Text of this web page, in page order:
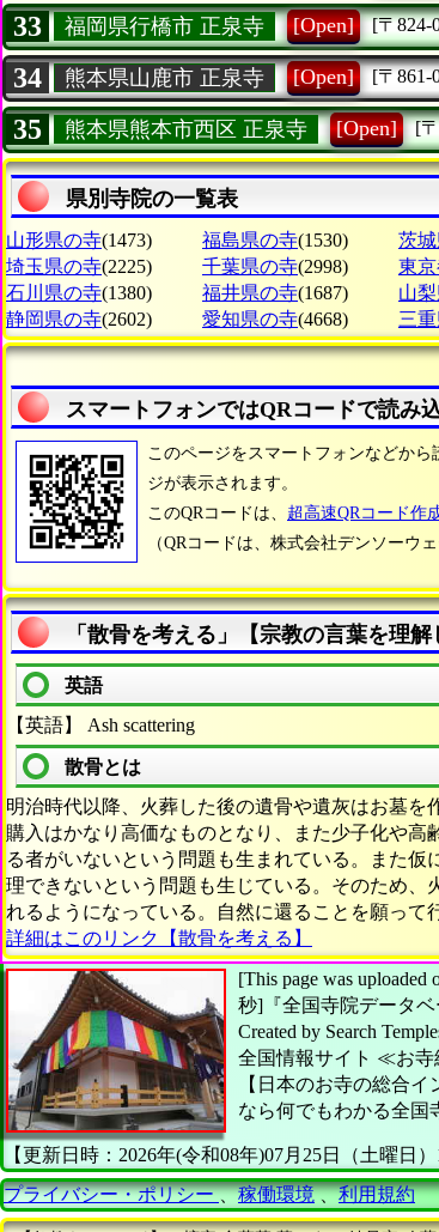
33 福岡県行橋市 正泉寺 [Open] [〒824-
34 熊本県山鹿市 正泉寺 [Open] [〒861-
35 熊本県熊本市西区 正泉寺 [Open] [
県別寺院の一覧表
山形県の寺(1473) 福島県の寺(1530) 茨
埼玉県の寺(2225) 千葉県の寺(2998) 東
石川県の寺(1380) 福井県の寺(1687) 山
静岡県の寺(2602) 愛知県の寺(4668) 三
スマートフォンではQRコードで読み
このページをスマートフォンなどか
ジが表示されます。
このQRコードは、 超高速QRコード作
（QRコードは、株式会社デンソーウ
「散骨を考える」【宗教の言葉を理解
英語
【英語】 Ash scattering
散骨とは
明治時代以降、火葬した後の遺骨や遺灰はお墓を
購入はかなり高価なものとなり、また少子化や
る者がいないという問題も生まれている。また
理できないという問題も生じている。そのため
れるようになっている。自然に還ることを願って
詳細はこのリンク【散骨を考える】
[This page was
秒] 『全国寺院データ
Created by Search
全国情報サイト ≪お寺
【日本のお寺の総合イ
なら何でもわかる全国
【更新日時：2026年(令和08年)07月25日（土曜日）
プライバシー・ポリシー、稼働環境、利用規約